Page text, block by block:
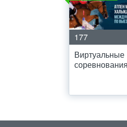
177
Виртуальные